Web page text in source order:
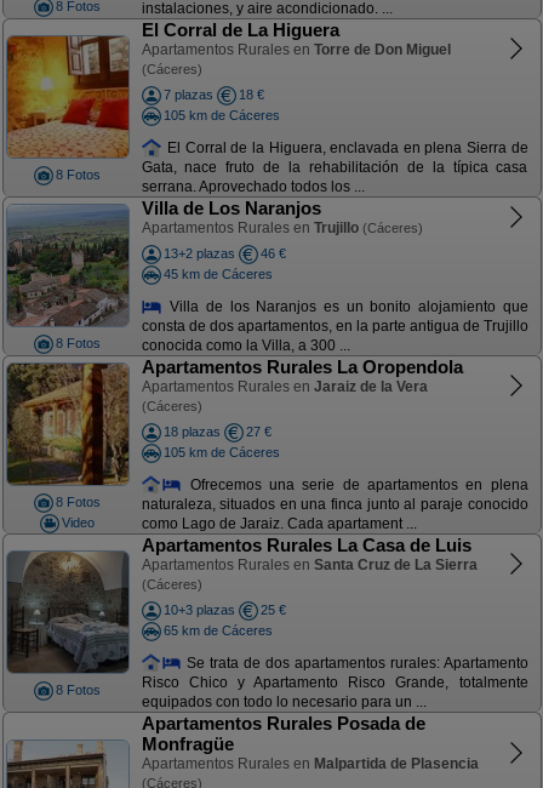
8 Fotos
instalaciones, y aire acondicionado. ...
8 Fotos
El Corral de La Higuera
Apartamentos Rurales en Torre de Don Miguel
(Cáceres)
7 plazas
18 €
105 km de Cáceres
El Corral de la Higuera, enclavada en plena Sierra de
Gata, nace fruto de la rehabilitación de la típica casa
serrana. Aprovechado todos los ...
8 Fotos
Villa de Los Naranjos
Apartamentos Rurales en Trujillo (Cáceres)
13+2 plazas
46 €
45 km de Cáceres
Villa de los Naranjos es un bonito alojamiento que
consta de dos apartamentos, en la parte antigua de Trujillo
conocida como la Villa, a 300 ...
8 Fotos
Video
Apartamentos Rurales La Oropendola
Apartamentos Rurales en Jaraiz de la Vera
(Cáceres)
18 plazas
27 €
105 km de Cáceres
Ofrecemos una serie de apartamentos en plena
naturaleza, situados en una finca junto al paraje conocido
como Lago de Jaraiz. Cada apartament ...
8 Fotos
Apartamentos Rurales La Casa de Luis
Apartamentos Rurales en Santa Cruz de La Sierra
(Cáceres)
10+3 plazas
25 €
65 km de Cáceres
Se trata de dos apartamentos rurales: Apartamento
Risco Chico y Apartamento Risco Grande, totalmente
equipados con todo lo necesario para un ...
Apartamentos Rurales Posada de
Monfragüe
Apartamentos Rurales en Malpartida de Plasencia
(Cáceres)